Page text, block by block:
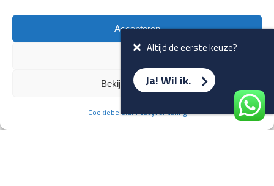
Accepteren
Bekijk voorkeuren
CookiebeleidPrivacyverklaring
Terug naar overzicht
Altijd de eerste keuze?
Ja! Wil ik.